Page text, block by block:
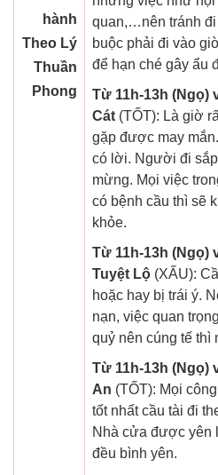
hành
Theo Lý
Thuần
Phong
quan,…nên tránh
buộc phải đi vào
để hạn ché gây ẩu
Từ 11h-13h (Ngọ)
Cát (TỐT): Là giờ
gặp được may
có lời. Người đi
mừng. Mọi việc
có bệnh cầu thì sẽ
khỏe.
Từ 11h-13h (Ngọ)
Tuyệt Lộ (XẤU):
hoặc hay bị trái ý.
nạn, việc quan
quỷ nên cúng tế thì
Từ 11h-13h (Ngọ)
An (TỐT): Mọi
tốt nhất cầu tài đi
Nhà cửa được yên
đều bình yên.